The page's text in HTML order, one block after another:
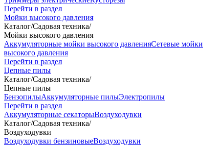
Перейти в раздел
Мойки высокого давления
Каталог/Садовая техника/
Мойки высокого давления
Аккумуляторные мойки высокого давленияСетевые мойки
высокого давления
Перейти в раздел
Цепные пилы
Каталог/Садовая техника/
Цепные пилы
БензопилыАккумуляторные пилыЭлектропилы
Перейти в раздел
Аккумуляторные секаторыВоздуходувки
Каталог/Садовая техника/
Воздуходувки
Воздуходувки бензиновыеВоздуходувки